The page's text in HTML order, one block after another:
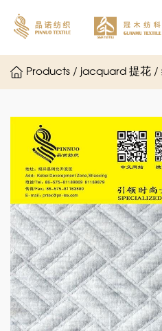
Products / jacquard 提花 /